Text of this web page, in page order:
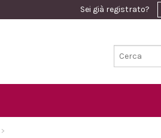
Sei già registrato?